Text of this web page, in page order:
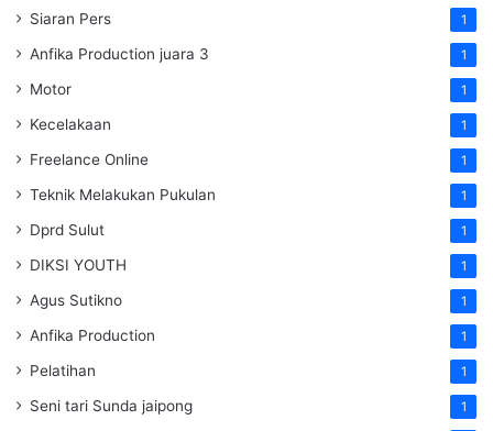
Siaran Pers 1
Anfika Production juara 3 1
Motor 1
Kecelakaan 1
Freelance Online 1
Teknik Melakukan Pukulan 1
Dprd Sulut 1
DIKSI YOUTH 1
Agus Sutikno 1
Anfika Production 1
Pelatihan 1
Seni tari Sunda jaipong 1